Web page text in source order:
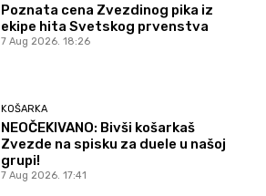
Poznata cena Zvezdinog pika iz
ekipe hita Svetskog prvenstva
7 Aug 2026. 18:26
KOŠARKA
NEOČEKIVANO: Bivši košarkaš
Zvezde na spisku za duele u našoj
grupi!
7 Aug 2026. 17:41